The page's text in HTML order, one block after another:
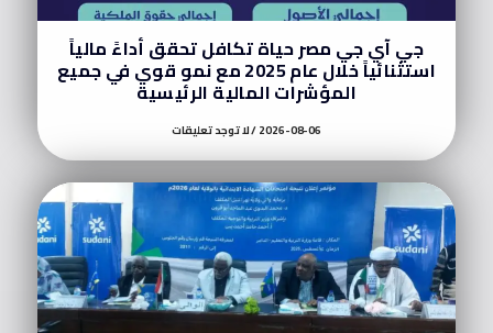
جي آي جي مصر حياة تكافل تحقق أداءً مالياً
استثنائياً خلال عام 2025 مع نمو قوي في جميع
المؤشرات المالية الرئيسية
2026-08-06 لا توجد تعليقات